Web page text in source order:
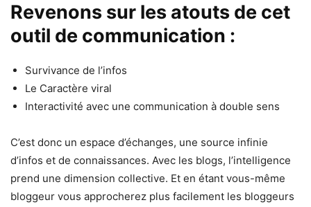
Revenons sur les atouts de cet
outil de communication :
Survivance de l’infos
Le Caractère viral
Interactivité avec une communication à double sens
C’est donc un espace d’échanges, une source infinie
d’infos et de connaissances. Avec les blogs, l’intelligence
prend une dimension collective. Et en étant vous-même
bloggeur vous approcherez plus facilement les bloggeurs